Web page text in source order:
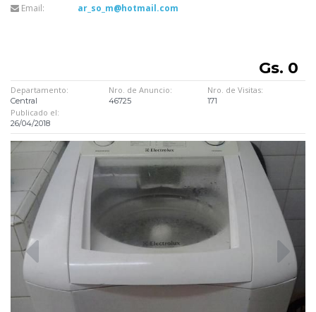
Email:
ar_so_m@hotmail.com
Gs. 0
Departamento:
Central
Nro. de Anuncio:
46725
Nro. de Visitas:
171
Publicado el:
26/04/2018